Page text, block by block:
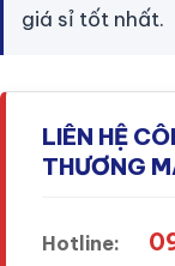
giá sỉ tốt nhất.
LIÊN HỆ
THƯƠNG
Hotline: